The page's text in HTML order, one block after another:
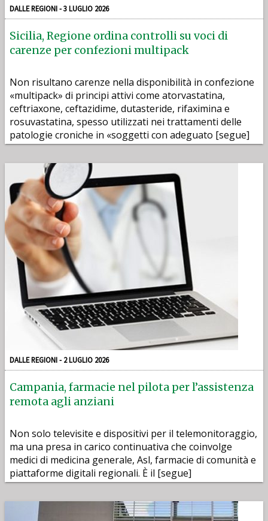
DALLE REGIONI - 3 LUGLIO 2026
Sicilia, Regione ordina controlli su voci di
carenze per confezioni multipack
Non risultano carenze nella disponibilità in confezione
«multipack» di principi attivi come atorvastatina,
ceftriaxone, ceftazidime, dutasteride, rifaximina е
rosuvastatina, spesso utilizzati nei trattamenti delle
patologie croniche in «soggetti con adeguato [segue]
DALLE REGIONI - 2 LUGLIO 2026
Campania, farmacie nel pilota per l’assistenza
remota agli anziani
Non solo televisite e dispositivi per il telemonitoraggio,
ma una presa in carico continuativa che coinvolge
medici di medicina generale, Asl, farmacie di comunità e
piattaforme digitali regionali. È il [segue]